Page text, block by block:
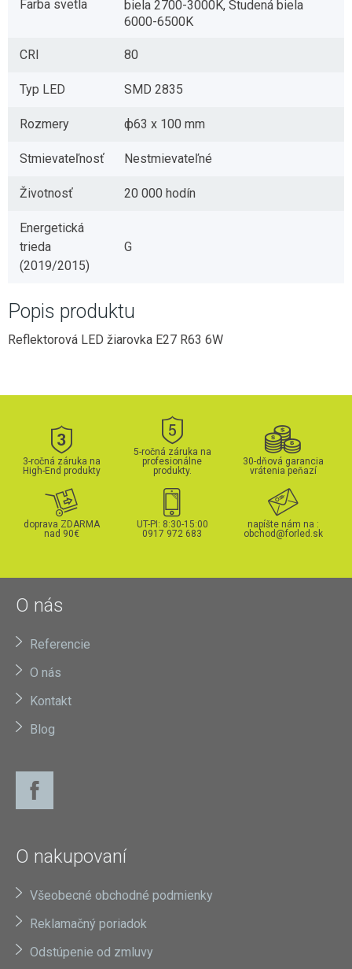
Farba svetla
biela 2700-3000K, Studená biela
6000-6500K
CRI 80
Typ LED SMD 2835
Rozmery ф63 x 100 mm
Stmievateľnosť Nestmievateľné
Životnosť 20 000 hodín
Energetická
trieda
(2019/2015)
G
Popis produktu
Reflektorová LED žiarovka E27 R63 6W
3-ročná záruka na
High-End produkty
5-ročná záruka na
profesionálne
produkty.
30-dňová garancia
vrátenia peňazí
doprava ZDARMA
nad 90€
UT-PI: 8:30-15:00
0917 972 683
napíšte nám na :
obchod@forled.sk
O nás
Referencie
O nás
Kontakt
Blog
O nakupovaní
Všeobecné obchodné podmienky
Reklamačný poriadok
Odstúpenie od zmluvy